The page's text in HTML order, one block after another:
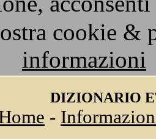
cookie &
informazioni
DIZIONARIO
-